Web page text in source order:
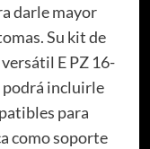
darle mayor
Su kit de
E PZ 16-
podrá incluirle
para
como soporte